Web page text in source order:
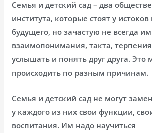
Семья и детский сад – два
института, которые стоят у
будущего, но зачастую не всегда
взаимопонимания, такта,
услышать и понять друг друга. Это
происходить по разным причинам.
Семья и детский сад не могут
у каждого из них свои функции,
воспитания. Им надо научиться